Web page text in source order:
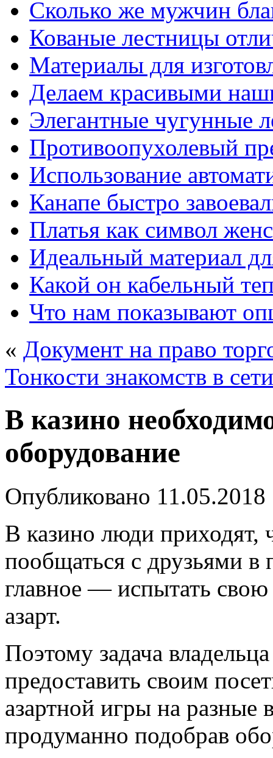
Сколько же мужчин
Кованые лестницы
Материалы для
Делаем красивыми
Элегантные чугунные
Противоопухолевый
Использование
Канапе быстро
Платья как символ
Идеальный материал
Какой он кабельный
Что нам показывают
« Документ на право
Тонкости знакомств в сети
В казино
оборудование
Опубликовано 11.05.2018
В казино люди приходят,
пообщаться с друзьями в
главное — испытать
азарт.
Поэтому задача
предоставить своим
азартной игры на разные
продуманно подобрав